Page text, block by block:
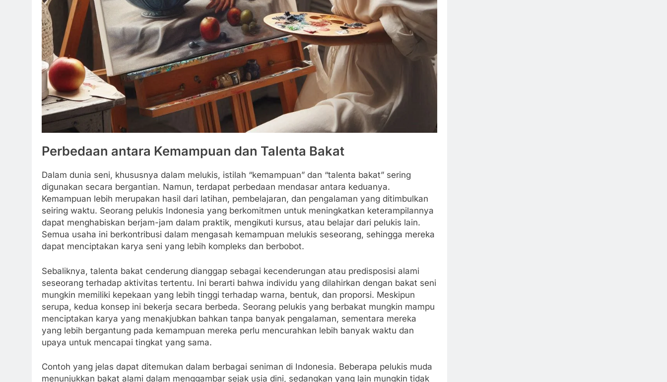
Perbedaan antara Kemampuan dan Talenta Bakat
Dalam dunia seni, khususnya dalam melukis, istilah “kemampuan” dan “talenta bakat” sering
digunakan secara bergantian. Namun, terdapat perbedaan mendasar antara keduanya.
Kemampuan lebih merupakan hasil dari latihan, pembelajaran, dan pengalaman yang ditimbulkan
seiring waktu. Seorang pelukis Indonesia yang berkomitmen untuk meningkatkan keterampilannya
dapat menghabiskan berjam-jam dalam praktik, mengikuti kursus, atau belajar dari pelukis lain.
Semua usaha ini berkontribusi dalam mengasah kemampuan melukis seseorang, sehingga mereka
dapat menciptakan karya seni yang lebih kompleks dan berbobot.
Sebaliknya, talenta bakat cenderung dianggap sebagai kecenderungan atau predisposisi alami
seseorang terhadap aktivitas tertentu. Ini berarti bahwa individu yang dilahirkan dengan bakat seni
mungkin memiliki kepekaan yang lebih tinggi terhadap warna, bentuk, dan proporsi. Meskipun
serupa, kedua konsep ini bekerja secara berbeda. Seorang pelukis yang berbakat mungkin mampu
menciptakan karya yang menakjubkan bahkan tanpa banyak pengalaman, sementara mereka
yang lebih bergantung pada kemampuan mereka perlu mencurahkan lebih banyak waktu dan
upaya untuk mencapai tingkat yang sama.
Contoh yang jelas dapat ditemukan dalam berbagai seniman di Indonesia. Beberapa pelukis muda
menunjukkan bakat alami dalam menggambar sejak usia dini, sedangkan yang lain mungkin tidak